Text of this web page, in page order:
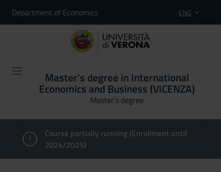
Department of Economics ENG
Master’s degree in International
Economics and Business (VICENZA)
Master’s degree
Course partially running (Enrollment until
2024/2025)